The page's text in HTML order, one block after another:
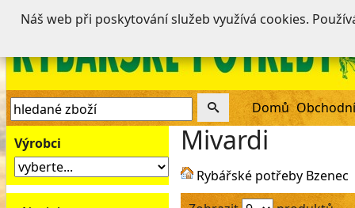
Domů
Výrobci Mivardi
Rybářské potřeby Bzenec
Náš web při poskytování služeb využívá cookies.